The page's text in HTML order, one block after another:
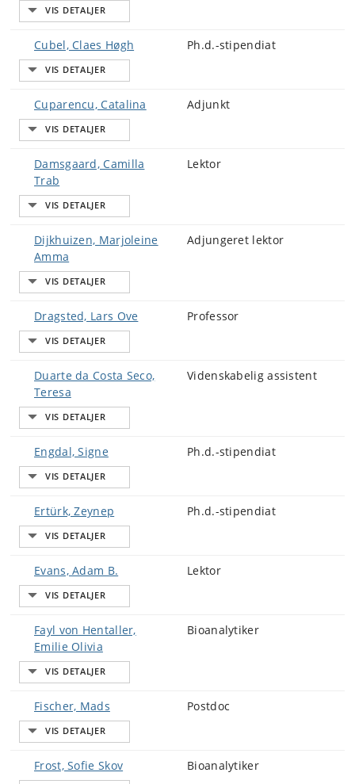
Cubel, Claes Høgh Ph.d.-stipendiat
Cuparencu, Catalina Adjunkt
Damsgaard, Camilla
Trab
Lektor
Dijkhuizen, Marjoleine
Amma
Adjungeret lektor
Dragsted, Lars Ove Professor
Duarte da Costa Seco,
Teresa
Videnskabelig assistent
Engdal, Signe Ph.d.-stipendiat
Ertürk, Zeynep Ph.d.-stipendiat
Evans, Adam B. Lektor
Fayl von Hentaller,
Emilie Olivia
Bioanalytiker
Fischer, Mads Postdoc
Frost, Sofie Skov Bioanalytiker